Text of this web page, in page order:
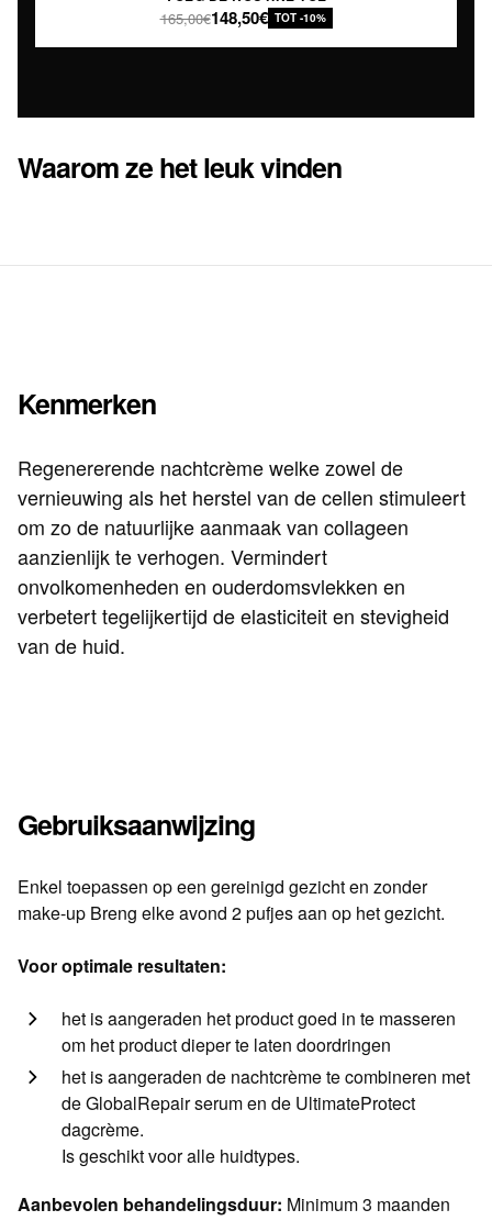
165,00€148,50€ TOT -10%
Waarom ze het leuk vinden
Kenmerken
Regenererende nachtcrème welke zowel de
vernieuwing als het herstel van de cellen stimuleert
om zo de natuurlijke aanmaak van collageen
aanzienlijk te verhogen. Vermindert
onvolkomenheden en ouderdomsvlekken en
verbetert tegelijkertijd de elasticiteit en stevigheid
van de huid.
Gebruiksaanwijzing
Enkel toepassen op een gereinigd gezicht en zonder
make-up Breng elke avond 2 pufjes aan op het gezicht.
Voor optimale resultaten:
het is aangeraden het product goed in te masseren
om het product dieper te laten doordringen
het is aangeraden de nachtcrème te combineren met
de GlobalRepair serum en de UltimateProtect
dagcrème.
Is geschikt voor alle huidtypes.
Aanbevolen behandelingsduur: Minimum 3 maanden